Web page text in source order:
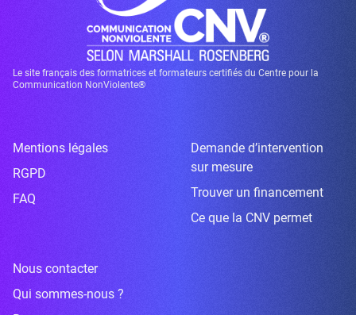
Le site français des formatrices et formateurs certifiés du Centre pour la
Communication NonViolente®
Mentions légales
RGPD
FAQ
Demande d’intervention
sur mesure
Trouver un financement
Ce que la CNV permet
Nous contacter
Qui sommes-nous ?